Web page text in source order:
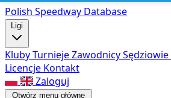
Polish Speedway Database
Ligi
KlubyTurniejeZawodnicySędziowie
Licencje Kontakt
Zaloguj
Otwórz menu główne